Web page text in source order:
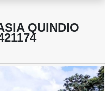
QUINDIO